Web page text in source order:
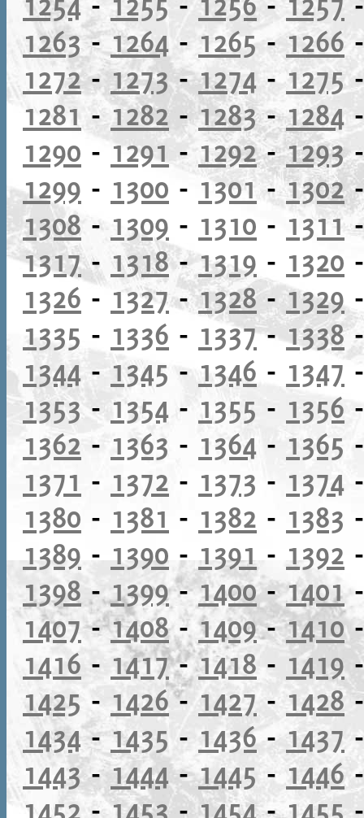
1263-1264- 1265-1266
1272-1273-1274-1275
1281 -1282-1283-1284
1290 -1291 -1292-1293
1299 - 1300 - 1301-1302
1308- 1309 - 1310 - 1311
1317- 1318-1319 - 1320
1326 - 1327-1328- 1329
1335 - 1336 - 1337-1338
1344 -1345 - 1346 - 1347
1353- 1354 - 1355 - 1356
1362 - 1363 - 1364 - 1365
1371 - 1372 - 1373 - 1374
1380 - 1381 - 1382 - 1383
1389 - 1390 - 1391 - 1392
1398 -1399-1400-1401
1407-1408- 1409-1410
1416 - 1417-1418 - 1419
1425 - 1426-1427-1428
1434-1435 - 1436-1437
1443-1444-1445-1446
1452 -1453-1454-1455